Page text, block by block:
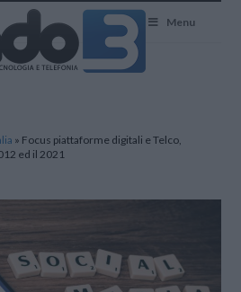
Menu
» Focus piattaforme digitali e Telco,
ed il 2021